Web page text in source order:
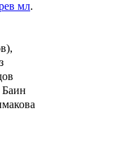
мл.
Баин